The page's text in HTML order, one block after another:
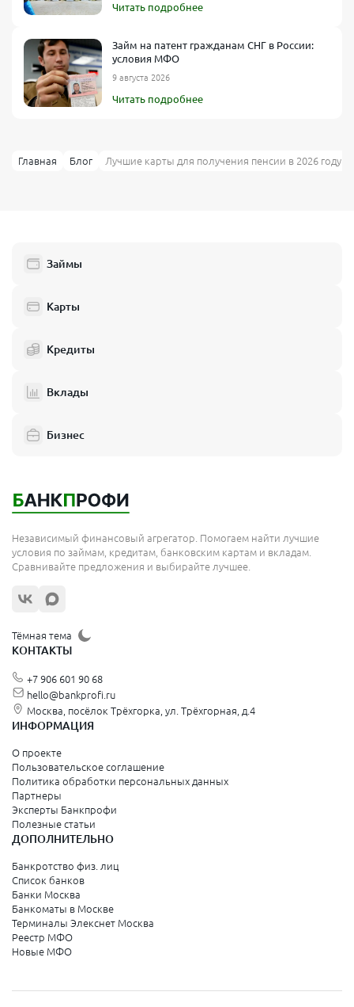
Читать подробнее
Займ на патент гражданам СНГ в России:
условия МФО
9 августа 2026
Читать подробнее
Главная Блог Лучшие карты для получения пенсии в 2026 году
Займы
Карты
Кредиты
Вклады
Бизнес
Независимый финансовый агрегатор. Помогаем найти лучшие
условия по займам, кредитам, банковским картам и вкладам.
Сравнивайте предложения и выбирайте лучшее.
Тёмная тема
КОНТАКТЫ
+7 906 601 90 68
hello@bankprofi.ru
Москва, посёлок Трёхгорка, ул. Трёхгорная, д.4
ИНФОРМАЦИЯ
О проекте
Пользовательское соглашение
Политика обработки персональных данных
Партнеры
Эксперты Банкпрофи
Полезные статьи
ДОПОЛНИТЕЛЬНО
Банкротство физ. лиц
Список банков
Банки Москва
Банкоматы в Москве
Терминалы Элекснет Москва
Реестр МФО
Новые МФО